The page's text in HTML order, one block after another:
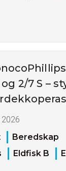
2/7 S –
Beredskap
Eldfisk B